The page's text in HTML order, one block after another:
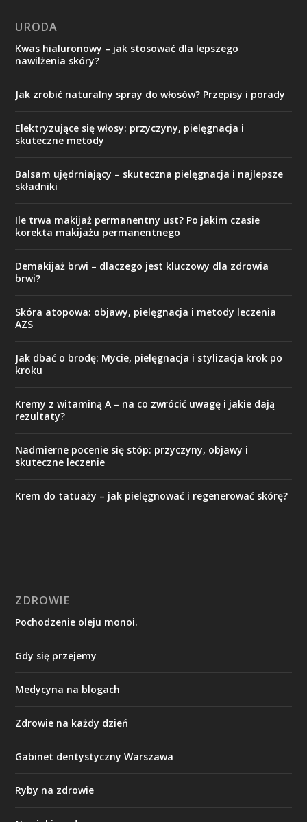
URODA
Kwas hialuronowy – jak stosować dla lepszego
nawilżenia skóry?
Jak zrobić naturalny spray do włosów? Przepisy i porady
Elektryzujące się włosy: przyczyny, pielęgnacja i
skuteczne metody
Balsam ujędrniający – skuteczna pielęgnacja i najlepsze
składniki
Ile trwa makijaż permanentny ust? Po jakim czasie
korekta makijażu permanentnego
Demakijaż brwi – dlaczego jest kluczowy dla zdrowia
brwi?
Skóra atopowa: objawy, pielęgnacja i metody leczenia
AZS
Jak dbać o brodę: Mycie, pielęgnacja i stylizacja krok po
kroku
Kremy z witaminą A – na co zwrócić uwagę i jakie dają
rezultaty?
Nadmierne pocenie się stóp: przyczyny, objawy i
skuteczne leczenie
Krem do tatuaży – jak pielęgnować i regenerować skórę?
ZDROWIE
Pochodzenie oleju monoi.
Gdy się przejemy
Medycyna na blogach
Zdrowie na każdy dzień
Gabinet dentystyczny Warszawa
Ryby na zdrowie